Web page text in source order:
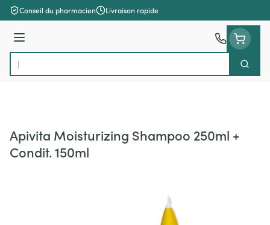
Aller au contenu
Conseil du pharmacien Livraison rapide
Menu
Rechercher
Apivita Moisturizing Shampoo 250ml +
Condit. 150ml